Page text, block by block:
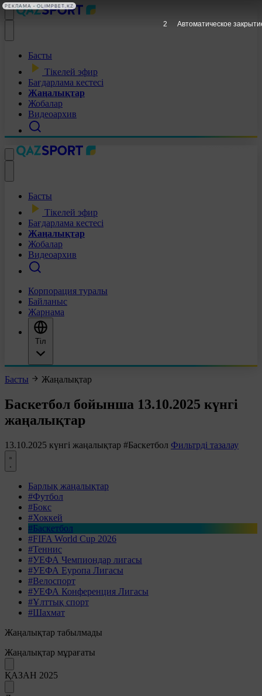
Басты
Тікелей эфир
Бағдарлама кестесі
Жаңалықтар
Жобалар
Видеоархив
Басты
Тікелей эфир
Бағдарлама кестесі
Жаңалықтар
Жобалар
Видеоархив
Корпорация туралы
Байланыс
Жарнама
Тіл
Басты Жаңалықтар
Баскетбол бойынша 13.10.2025 күнгі
жаңалықтар
13.10.2025 күнгі жаңалықтар #Баскетбол Фильтрді тазалау
Барлық жаңалықтар
#Футбол
#Бокс
#Хоккей
#Баскетбол
#FIFA World Cup 2026
#Теннис
#УЕФА Чемпиондар лигасы
#УЕФА Еуропа Лигасы
#Велоспорт
#УЕФА Конференция Лигасы
#Ұлттық спорт
#Шахмат
Жаңалықтар табылмады
Жаңалықтар мұрағаты
ҚАЗАН 2025
1 Автоматическое
РЕКЛАМА • OLIMPBET.KZ